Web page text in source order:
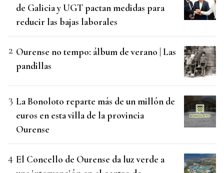
de Galicia y UGT pactan medidas para
reducir las bajas laborales
Ourense no tempo: álbum de verano | Las
pandillas
La Bonoloto reparte más de un millón de
euros en esta villa de la provincia
Ourense
El Concello de Ourense da luz verde a